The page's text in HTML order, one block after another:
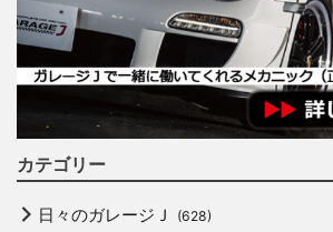
カテゴリー
日々のガレージＪ (628)